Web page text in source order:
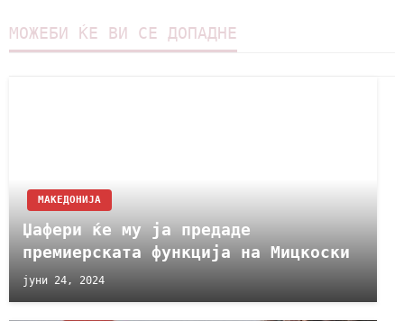
МОЖЕБИ ЌЕ ВИ СЕ ДОПАДНЕ
МАКЕДОНИЈА
Џафери ќе му ја предаде
премиерската функција на Мицкоски
јуни 24, 2024